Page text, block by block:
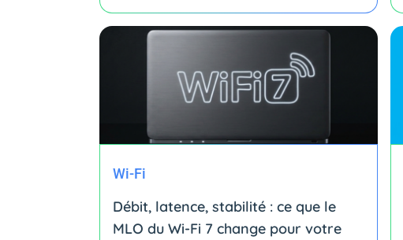
Wi-Fi
Débit, latence, stabilité : ce que le
MLO du Wi-Fi 7 change pour votre